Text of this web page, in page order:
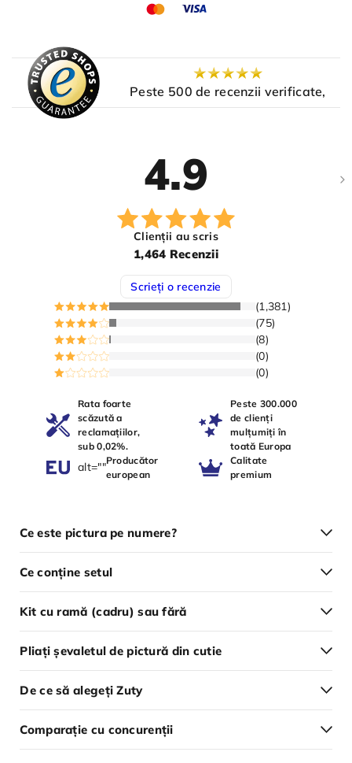
Peste 500 de recenzii verificate,
4.9
Clienții au scris
1,464 Recenzii
Scrieți o recenzie
(1,381)
(75)
(8)
(0)
(0)
Rata foarte
scăzută a
reclamațiilor,
sub 0,02%.
Peste 300.000
de clienți
mulțumiți în
toată Europa
alt=""Producător
european
Calitate
premium
Ce este pictura pe numere?
Ce conține setul
Kit cu ramă (cadru) sau fără
Pliați șevaletul de pictură din cutie
De ce să alegeți Zuty
Comparație cu concurenții